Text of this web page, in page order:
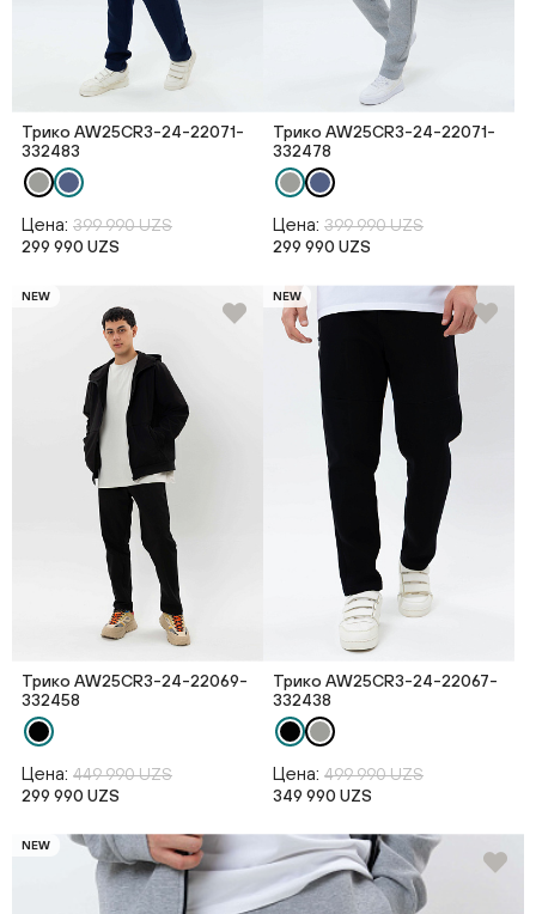
Трико AW25CR3-24-22071-
332483
Цена: 399 990 UZS
299 990 UZS
Трико AW25CR3-24-22071-
332478
Цена: 399 990 UZS
299 990 UZS
NEW
Трико AW25CR3-24-22069-
332458
Цена: 449 990 UZS
299 990 UZS
NEW
Трико AW25CR3-24-22067-
332438
Цена: 499 990 UZS
349 990 UZS
NEW